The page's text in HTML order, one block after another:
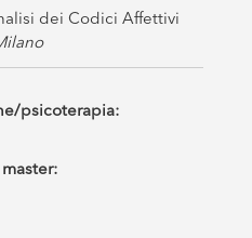
dei Codici Affettivi
psicoterapia: